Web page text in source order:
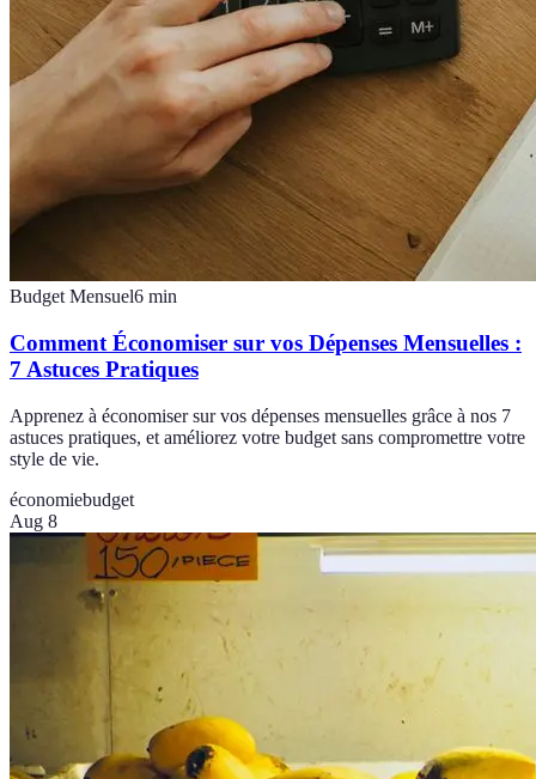
Budget Mensuel6 min
Comment Économiser sur vos Dépenses Mensuelles :
7 Astuces Pratiques
Apprenez à économiser sur vos dépenses mensuelles grâce à nos 7
astuces pratiques, et améliorez votre budget sans compromettre votre
style de vie.
économiebudget
Aug 8